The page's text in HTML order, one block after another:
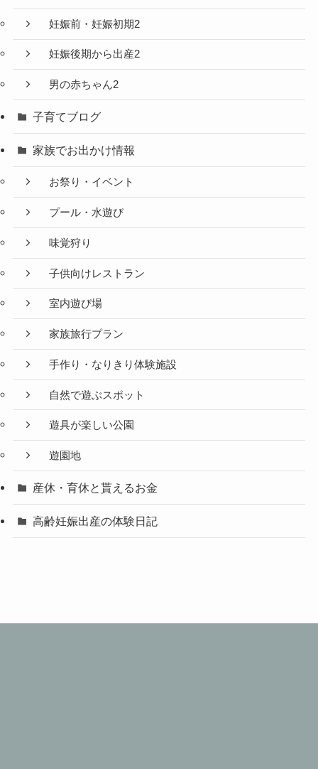
妊娠前・妊娠初期2
妊娠後期から出産2
男の赤ちゃん2
子育てブログ
家族でお出かけ情報
お祭り・イベント
プール・水遊び
味覚狩り
子供向けレストラン
室内遊び場
家族旅行プラン
手作り・なりきり体験施設
自然で遊ぶスポット
遊具が楽しい公園
遊園地
産休・育休と貰えるお金
高齢妊娠出産の体験日記